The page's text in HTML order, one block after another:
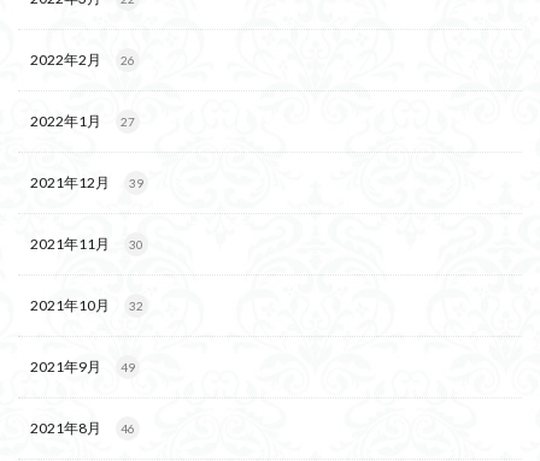
2022年2月 26
2022年1月 27
2021年12月 39
2021年11月 30
2021年10月 32
2021年9月 49
2021年8月 46